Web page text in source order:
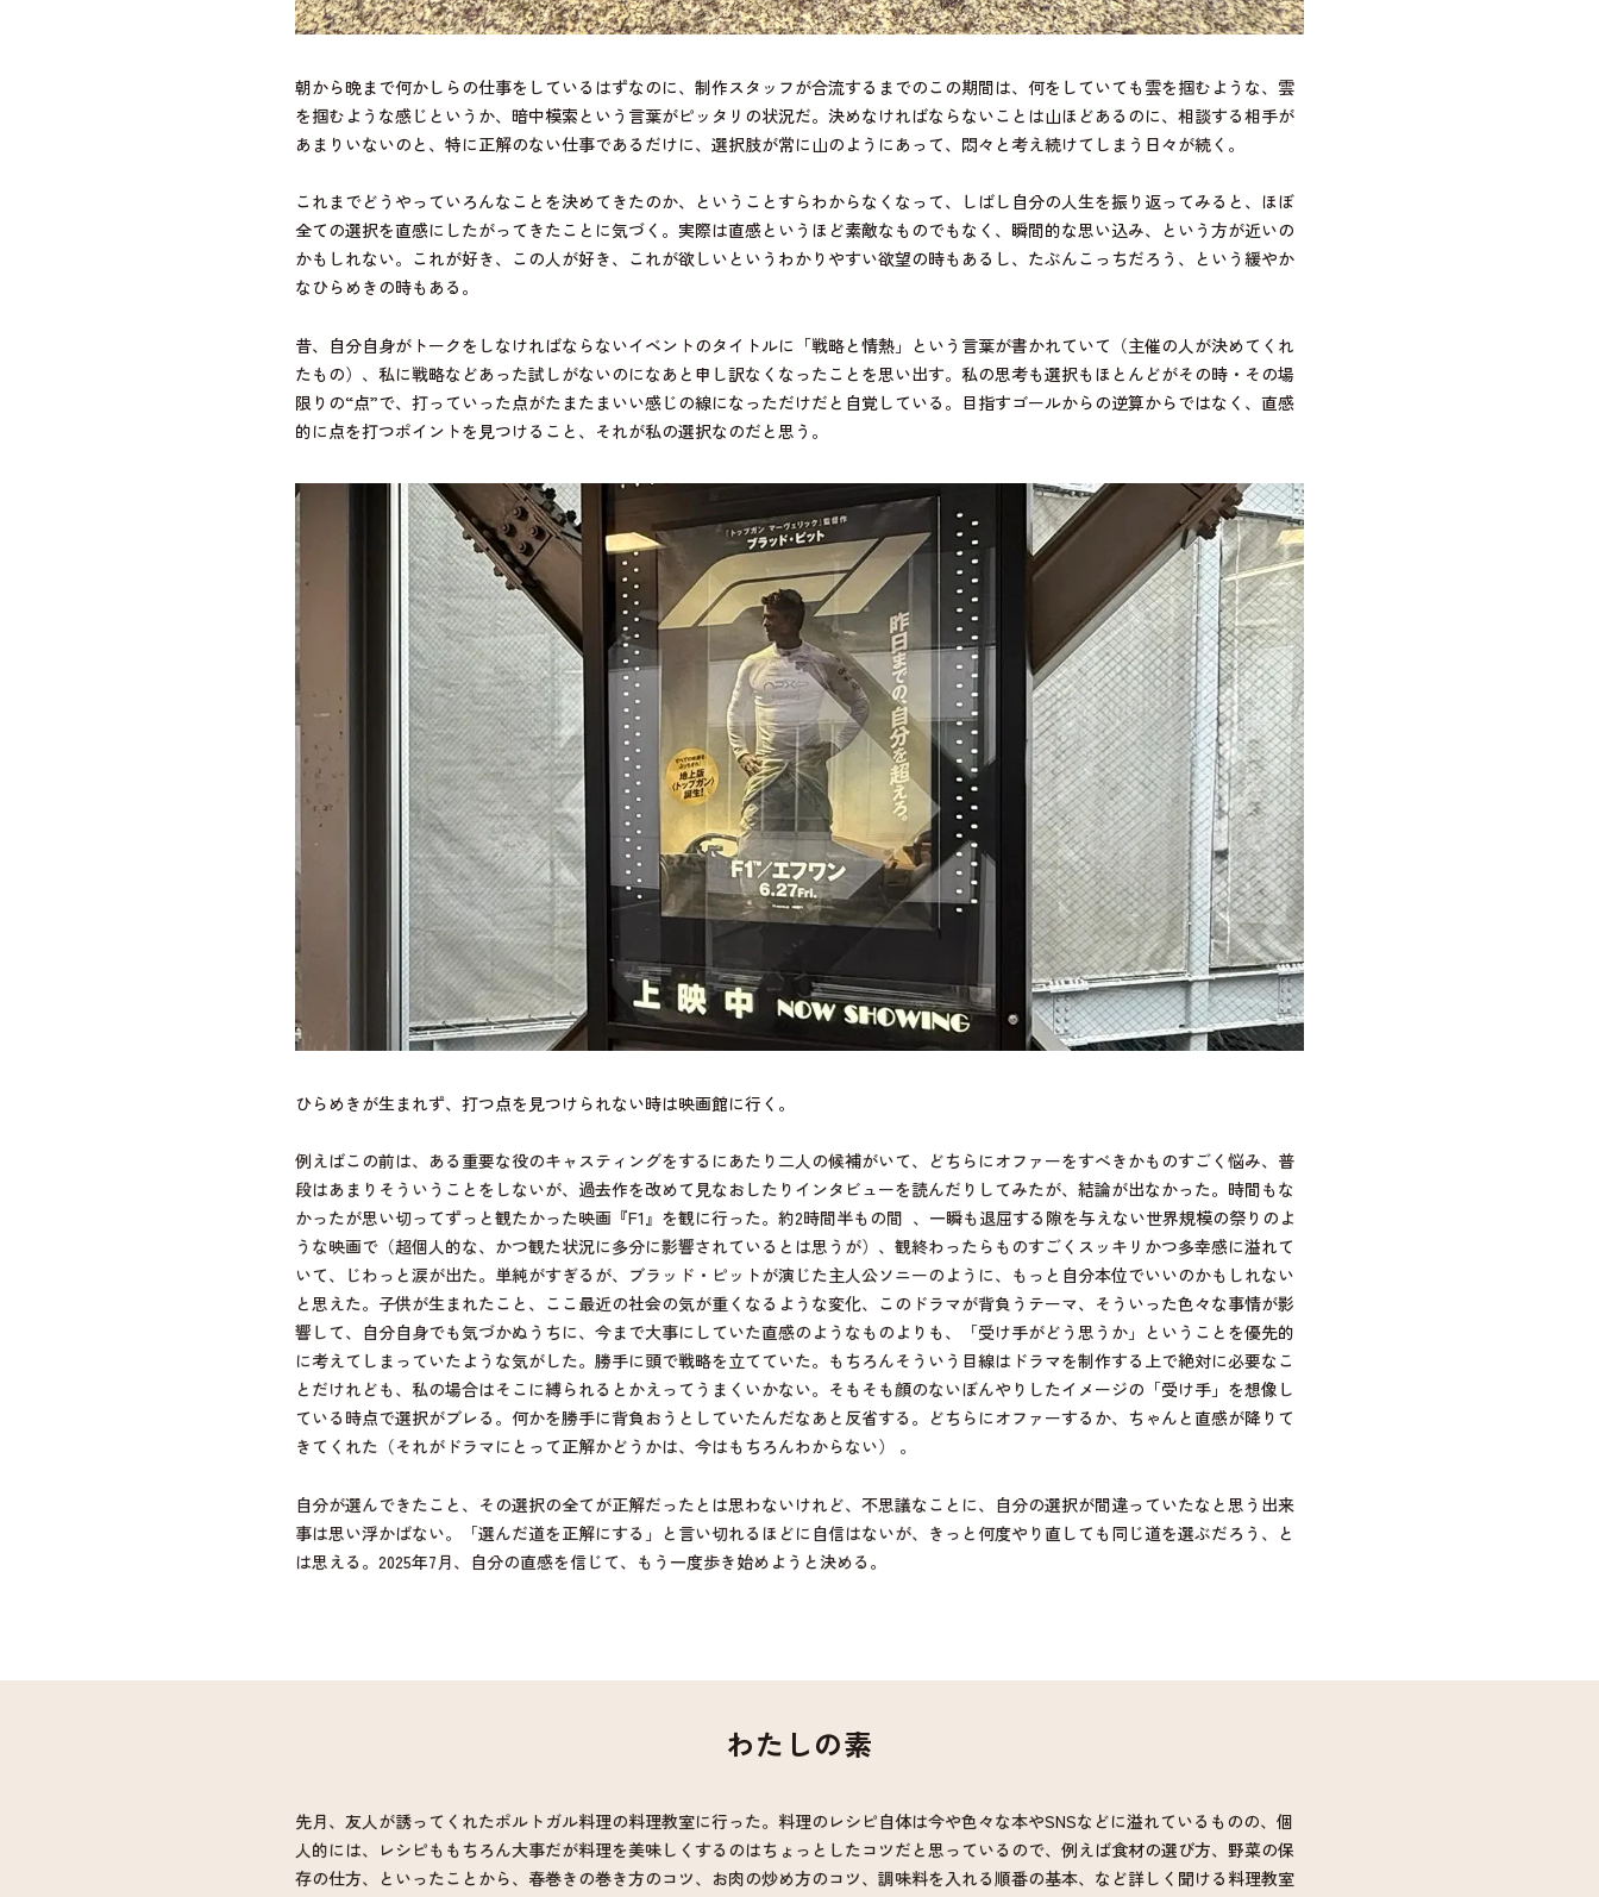
を掴むような感じというか、暗中模索という言葉がピッタリの状況だ。決めなければならないことは山ほどあるのに、相談する相手が
あまりいないのと、特に正解のない仕事であるだけに、選択肢が常に山のようにあって、悶々と考え続けてしまう日々が続く。
全ての選択を直感にしたがってきたことに気づく。実際は直感というほど素敵なものでもなく、瞬間的な思い込み、という方が近いの
かもしれない。これが好き、この人が好き、これが欲しいというわかりやすい欲望の時もあるし、たぶんこっちだろう、という緩やか
なひらめきの時もある。
たもの）、私に戦略などあった試しがないのになあと申し訳なくなったことを思い出す。私の思考も選択もほとんどがその時・その場
限りの“点”で、打っていった点がたまたまいい感じの線になっただけだと自覚している。目指すゴールからの逆算からではなく、直感
的に点を打つポイントを見つけること、それが私の選択なのだと思う。
段はあまりそういうことをしないが、過去作を改めて見なおしたりインタビューを読んだりしてみたが、結論が出なかった。時間もな
かったが思い切ってずっと観たかった映画『F1』を観に行った。約2時間半もの間 、一瞬も退屈する隙を与えない世界規模の祭りのよ
うな映画で（超個人的な、かつ観た状況に多分に影響されているとは思うが）、観終わったらものすごくスッキリかつ多幸感に溢れて
いて、じわっと涙が出た。単純がすぎるが、ブラッド・ピットが演じた主人公ソニーのように、もっと自分本位でいいのかもしれない
と思えた。子供が生まれたこと、ここ最近の社会の気が重くなるような変化、このドラマが背負うテーマ、そういった色々な事情が影
響して、自分自身でも気づかぬうちに、今まで大事にしていた直感のようなものよりも、「受け手がどう思うか」ということを優先的
に考えてしまっていたような気がした。勝手に頭で戦略を立てていた。もちろんそういう目線はドラマを制作する上で絶対に必要なこ
とだけれども、私の場合はそこに縛られるとかえってうまくいかない。そもそも顔のないぼんやりしたイメージの「受け手」を想像し
ている時点で選択がブレる。何かを勝手に背負おうとしていたんだなあと反省する。どちらにオファーするか、ちゃんと直感が降りて
きてくれた（それがドラマにとって正解かどうかは、今はもちろんわからない） 。
事は思い浮かばない。「選んだ道を正解にする」と言い切れるほどに自信はないが、きっと何度やり直しても同じ道を選ぶだろう、と
は思える。2025年7月、自分の直感を信じて、もう一度歩き始めようと決める。
人的には、レシピももちろん大事だが料理を美味しくするのはちょっとしたコツだと思っているので、例えば食材の選び方、野菜の保
存の仕方、といったことから、春巻きの巻き方のコツ、お肉の炒め方のコツ、調味料を入れる順番の基本、など詳しく聞ける料理教室
では、いつもたくさんの学びがある。ドラマ作りと料理は少し似ているなと思っているところがあり（いい監督は料理上手、という映